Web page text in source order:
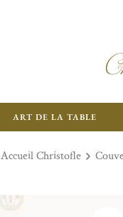
ART DE LA TABLE
Accueil Christofle